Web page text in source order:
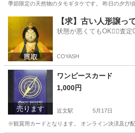
季節限定の天然物のタモギタケです。 昨日の夕方
近文駅 食品
【求】古い人形譲っ
状態が悪くてもOK🙆‍♀️査定
COYASH
売ります
ワンピースカード
1,000円
近文駅 5月17日
※観賞用カードとなります。 オンライン決済及び